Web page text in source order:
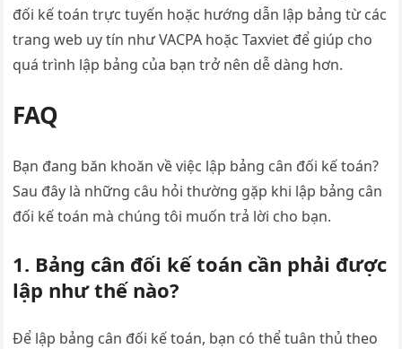
đối kế toán trực tuyến hoặc hướng dẫn lập bảng từ các
trang web uy tín như VACPA hoặc Taxviet để giúp cho
quá trình lập bảng của bạn trở nên dễ dàng hơn.
FAQ
Bạn đang băn khoăn về việc lập bảng cân đối kế toán?
Sau đây là những câu hỏi thường gặp khi lập bảng cân
đối kế toán mà chúng tôi muốn trả lời cho bạn.
1. Bảng cân đối kế toán cần phải được
lập như thế nào?
Để lập bảng cân đối kế toán, bạn có thể tuân thủ theo